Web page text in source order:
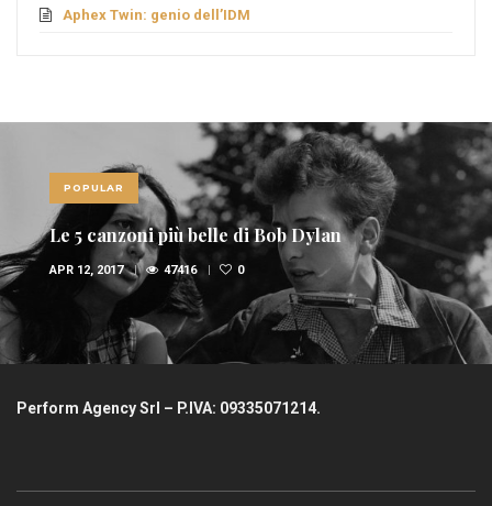
Aphex Twin: genio dell’IDM
POPULAR
Le 5 canzoni più belle di Bob Dylan
APR 12, 2017 47416 0
Perform Agency Srl – P.IVA: 09335071214.